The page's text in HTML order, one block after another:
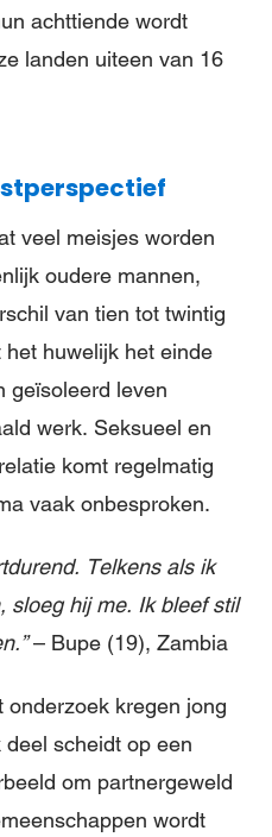
achttiende wordt
landen uiteen van 16
veel meisjes worden
oudere mannen,
van tien tot twintig
huwelijk het einde
geïsoleerd leven
werk. Seksueel en
komt regelmatig
vaak onbesproken.
Telkens als ik
sloeg hij me. Ik bleef stil
– Bupe (19), Zambia
onderzoek kregen jong
scheidt op een
om partnergeweld
wordt